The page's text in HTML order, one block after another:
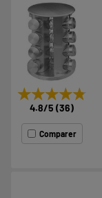
★★★★★
★★★★★
4.8/5 (36)
Comparer